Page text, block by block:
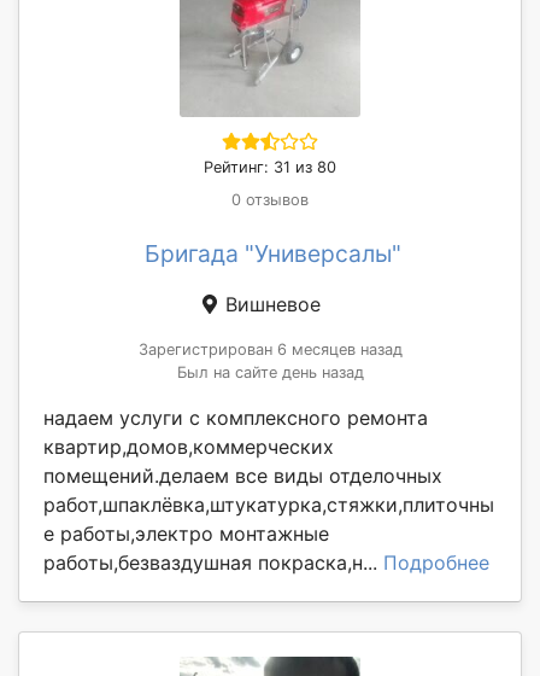
Рейтинг: 31 из 80
0 отзывов
Бригада "Универсалы"
Вишневое
Зарегистрирован 6 месяцев назад
Был на сайте день назад
надаем услуги с комплексного ремонта
квартир,домов,коммерческих
помещений.делаем все виды отделочных
работ,шпаклёвка,штукатурка,стяжки,плиточны
е работы,электро монтажные
работы,безваздушная покраска,н... Подробнее